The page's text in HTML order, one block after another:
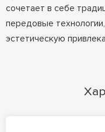
сочетает в себе
передовые
эстетическую